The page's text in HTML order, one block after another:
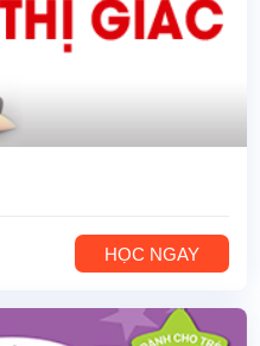
HỌC NGAY